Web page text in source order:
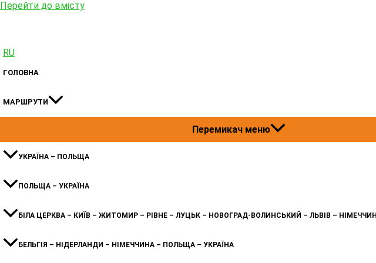
Перейти до вмісту
RU
ГОЛОВНА
МАРШРУТИ
Перемикач меню
УКРАЇНА – ПОЛЬЩА
ПОЛЬЩА – УКРАЇНА
БІЛА ЦЕРКВА – КИЇВ – ЖИТОМИР – РІВНЕ – ЛУЦЬК – НОВОГРАД-ВОЛИНСЬКИЙ – ЛЬВІВ –
БЕЛЬГІЯ – НІДЕРЛАНДИ – НІМЕЧЧИНА – ПОЛЬЩА – УКРАЇНА